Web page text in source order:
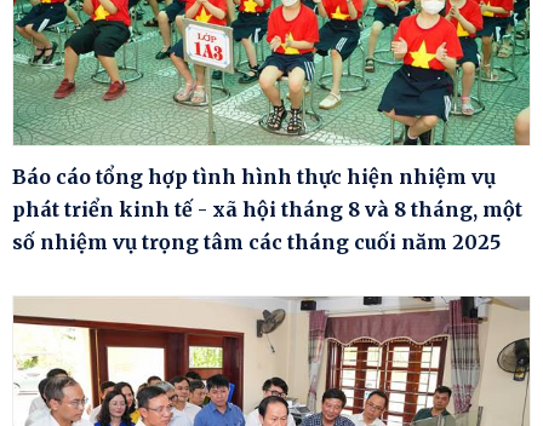
Báo cáo tổng hợp tình hình thực hiện nhiệm vụ
phát triển kinh tế - xã hội tháng 8 và 8 tháng, một
số nhiệm vụ trọng tâm các tháng cuối năm 2025